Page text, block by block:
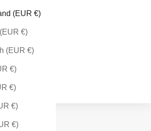
(EUR €)
€)
(EUR €)
€)
€)
€)
€)